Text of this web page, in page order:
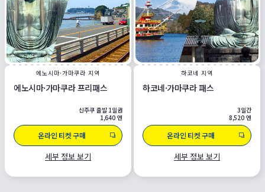
에노시마·가마쿠라 지역
에노시마·가마쿠라 프리패스
신주쿠 출발 1일권
1,640 엔
온라인 티켓 구매
세부 정보 보기
하코네 지역
하코네·가마쿠라 패스
3일간
8,520 엔
온라인 티켓 구매
세부 정보 보기